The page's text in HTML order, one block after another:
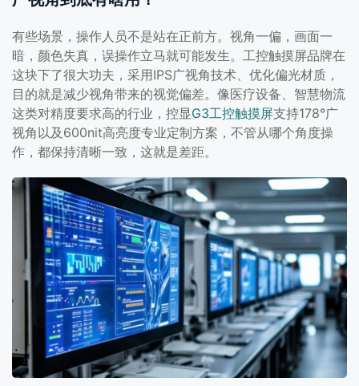
有些场景，操作人员不是站在正前方。视角一偏，画面一
暗，颜色失真，误操作立马就可能发生。工控触摸屏品牌在
这块下了很大功夫，采用IPS广视角技术、优化偏光材质，
目的就是减少视角带来的视觉偏差。像医疗设备、智慧物流
这类对精度要求高的行业，控显G3工控触摸屏支持178°广
视角以及600nit高亮度专业定制方案，不管从哪个角度操
作，都保持清晰一致，这就是差距。